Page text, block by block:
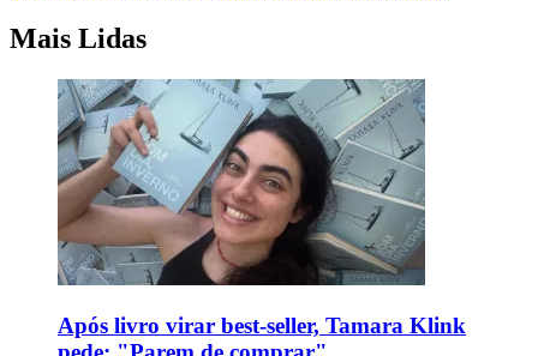
Mais Lidas
Após livro virar best-seller, Tamara Klink